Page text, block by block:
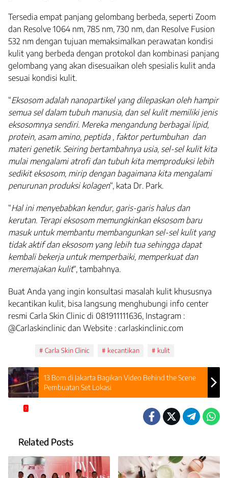
Tersedia empat panjang gelombang berbeda, seperti Zoom
dan Resolve 1064 nm, 785 nm, 730 nm, dan Resolve Fusion
532 nm dengan tujuan memaksimalkan perawatan kondisi
kulit yang berbeda dengan protokol dan kombinasi panjang
gelombang yang akan disesuaikan oleh spesialis kulit anda
sesuai kondisi kulit.
“Eksosom adalah nanopartikel yang dilepaskan oleh hampir
semua sel dalam tubuh manusia, dan sel kulit memiliki jenis
eksosomnya sendiri. Mereka mengandung berbagai lipid,
protein, asam amino, peptida , faktor pertumbuhan dan
materi genetik. Seiring bertambahnya usia, sel-sel kulit kita
mulai mengalami atrofi dan tubuh kita memproduksi lebih
sedikit eksosom, mirip dengan bagaimana kita mengalami
penurunan produksi kolagen“, kata Dr. Park.
“Hal ini menyebabkan kendur, garis-garis halus dan
kerutan. Terapi eksosom memungkinkan eksosom baru
masuk untuk membantu membangunkan sel-sel kulit yang
tidak aktif dan eksosom yang lebih tua sehingga dapat
kembali bekerja untuk memperbaiki, memperkuat dan
meremajakan kulit“, tambahnya.
Buat Anda yang ingin konsultasi masalah kulit khususnya
kecantikan kulit, bisa langsung menghubungi info center
resmi Carla Skin Clinic di 081911111636, Instagram :
@Carlaskinclinic dan Website : carlaskinclinic.com
Carla Skin Clinic kecantikan kulit
13 Bom di Jakarta Bagikan Video Behind the Scene
Pembuatan Set Lokasi
7
Related Posts